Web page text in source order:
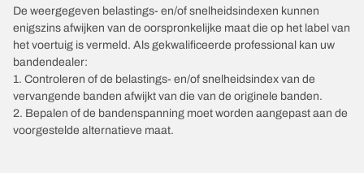
De weergegeven belastings- en/of snelheidsindexen kunnen
enigszins afwijken van de oorspronkelijke maat die op het label van
het voertuig is vermeld. Als gekwalificeerde professional kan uw
bandendealer:
1. Controleren of de belastings- en/of snelheidsindex van de
vervangende banden afwijkt van die van de originele banden.
2. Bepalen of de bandenspanning moet worden aangepast aan de
voorgestelde alternatieve maat.